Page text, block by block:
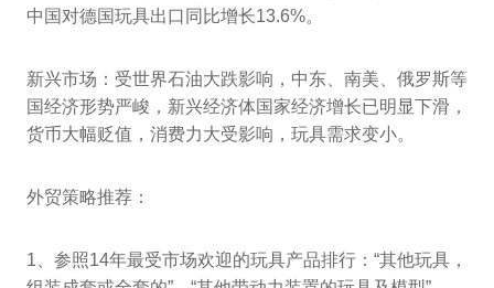
中国对德国玩具出口同比增长13.6%。
新兴市场：受世界石油大跌影响，中东、南美、俄罗斯等
国经济形势严峻，新兴经济体国家经济增长已明显下滑，
货币大幅贬值，消费力大受影响，玩具需求变小。
外贸策略推荐：
1、参照14年最受市场欢迎的玩具产品排行：“其他玩具，